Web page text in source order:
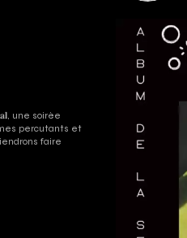
une soirée
percutants et
faire